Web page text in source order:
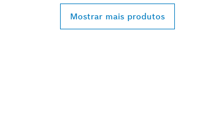
Mostrar mais produtos